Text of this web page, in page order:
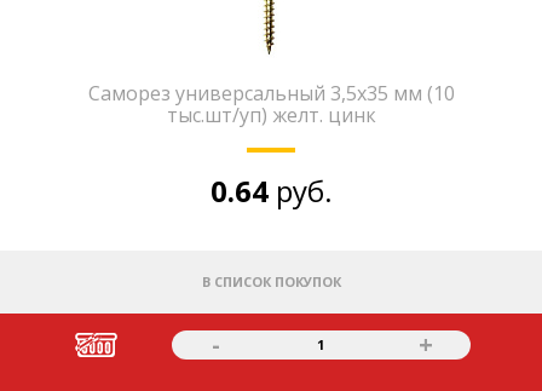
Саморез универсальный 3,5х35 мм (10
тыс.шт/уп) желт. цинк
0.64 руб.
В СПИСОК ПОКУПОК
- 1 +